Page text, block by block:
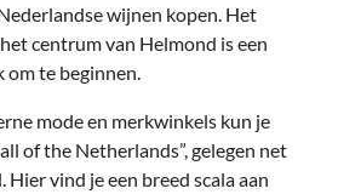
wijnen kopen. Het
centrum van Helmond is een
te beginnen.
mode en merkwinkels kun je
of the Netherlands”, gelegen net
vind je een breed scala aan